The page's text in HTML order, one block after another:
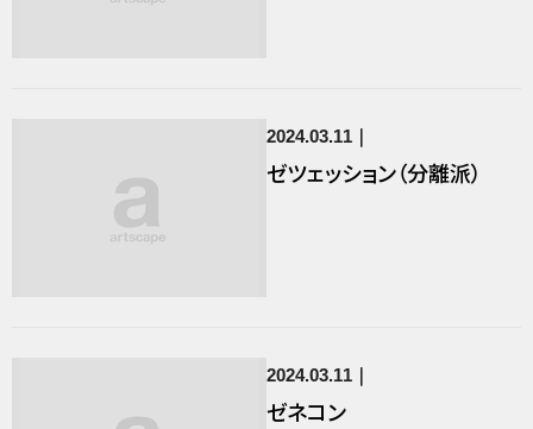
2024.03.11
ゼツェッション（分離派）
2024.03.11
ゼネコン